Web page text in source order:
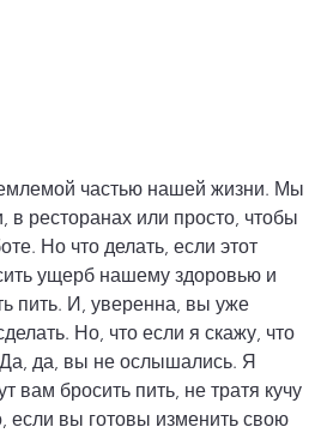
частью нашей жизни. Мы
в ресторанах или просто, чтобы
Но что делать, если этот
ущерб нашему здоровью и
пить. И, уверенна, вы уже
Но, что если я скажу, что
да, вы не ослышались. Я
вам бросить пить, не тратя кучу
если вы готовы изменить свою